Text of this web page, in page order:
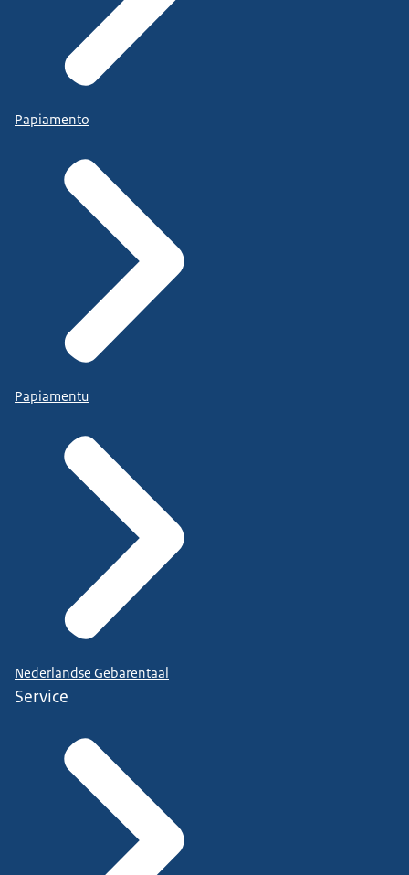
Papiamento
Papiamentu
Nederlandse Gebarentaal
Service